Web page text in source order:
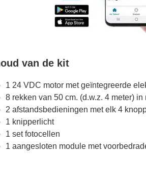
van de kit
1 24 VDC motor met geïntegreerde
8 rekken van 50 cm. (d.w.z. 4 meter) in
2 afstandsbedieningen met elk 4
1 knipperlicht
1 set fotocellen
1 aangesloten module met